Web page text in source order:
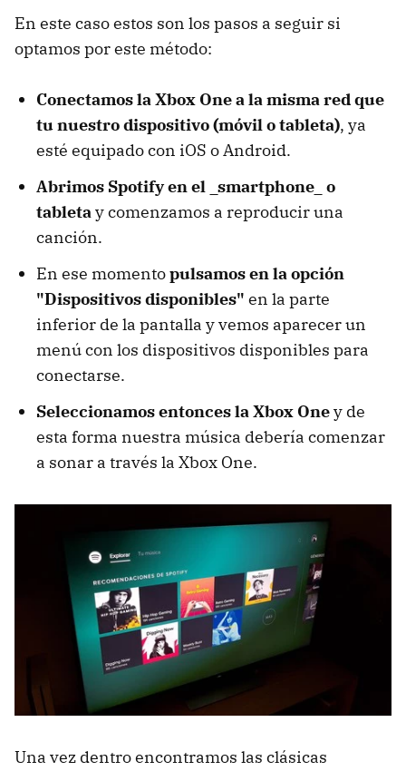
En este caso estos son los pasos a seguir si
optamos por este método:
Conectamos la Xbox One a la misma red que
tu nuestro dispositivo (móvil o tableta), ya
esté equipado con iOS o Android.
Abrimos Spotify en el _smartphone_ o
tableta y comenzamos a reproducir una
canción.
En ese momentopulsamos en la opción
"Dispositivos disponibles" en la parte
inferior de la pantalla y vemos aparecer un
menú con los dispositivos disponibles para
conectarse.
Seleccionamos entonces la Xbox Oney de
esta forma nuestra música debería comenzar
a sonar a través la Xbox One.
Una vez dentro encontramos las clásicas